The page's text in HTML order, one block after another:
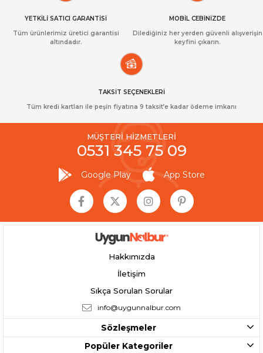
YETKİLİ SATICI GARANTİSİ
Tüm ürünlerimiz üretici garantisi
altındadır.
MOBİL CEBİNİZDE
Dilediğiniz her yerden güvenli alışverişin
keyfini çıkarın.
TAKSİT SEÇENEKLERİ
Tüm kredi kartları ile peşin fiyatına 9 taksit’e kadar ödeme imkanı
MÜŞTERİ HİZMETLERİ
0531 345 75 09
Google Play App Store
Hakkımızda
İletişim
Sıkça Sorulan Sorular
info@uygunnalbur.com
Sözleşmeler
Popüler Kategoriler